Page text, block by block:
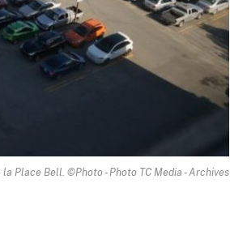
Place Bell. ©Photo - Photo TC Media - Archives